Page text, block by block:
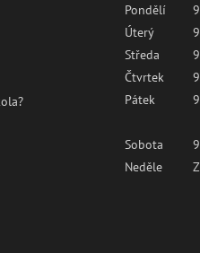
Pondělí
Úterý
Středa
Čtvrtek
Pátek
Sobota
Neděle